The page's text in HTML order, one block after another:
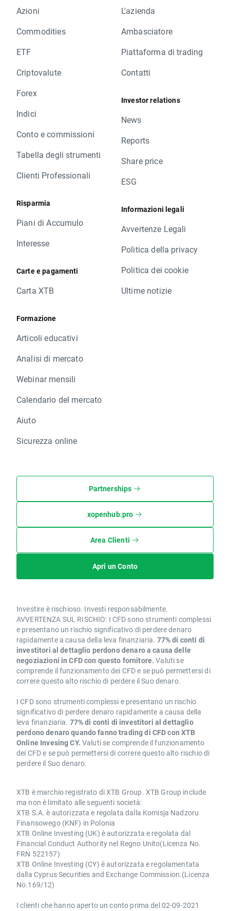
Azioni
Commodities
ETF
Criptovalute
Forex
Indici
Conto e commissioni
Tabella degli strumenti
Clienti Professionali
Risparmia
Piani di Accumulo
Interesse
Carte e pagamenti
Carta XTB
Formazione
Articoli educativi
Analisi di mercato
Webinar mensili
Calendario del mercato
Aiuto
Sicurezza online
L'azienda
Ambasciatore
Piattaforma di trading
Contatti
Investor relations
News
Reports
Share price
ESG
Informazioni legali
Avvertenze Legali
Politica della privacy
Politica dei cookie
Ultime notizie
Partnerships
xopenhub.pro
Area Clienti
Apri un Conto
Investire è rischioso. Investi responsabilmente.
AVVERTENZA SUL RISCHIO: I CFD sono strumenti complessi
e presentano un rischio significativo di perdere denaro
rapidamente a causa della leva finanziaria. 77% di conti di
investitori al dettaglio perdono denaro a causa delle
negoziazioni in CFD con questo fornitore. Valuti se
comprende il funzionamento dei CFD e se può permettersi di
correre questo alto rischio di perdere il Suo denaro.
I CFD sono strumenti complessi e presentano un rischio
significativo di perdere denaro rapidamente a causa della
leva finanziaria. 77% di conti di investitori al dettaglio
perdono denaro quando fanno trading di CFD con XTB
Online Invesing CY. Valuti se comprende il funzionamento
dei CFD e se può permettersi di correre questo alto rischio di
perdere il Suo denaro.
XTB è marchio registrato di XTB Group. XTB Group include
ma non è limitato alle seguenti società:
XTB S.A. è autorizzata e regolata dalla Komisja Nadzoru
Finansowego (KNF) in Polonia
XTB Online Investing (UK) è autorizzata e regolata dal
Financial Conduct Authority nel Regno Unito(Licenza No.
FRN 522157)
XTB Online Investing (CY) è autorizzata e regolamentata
dalla Cyprus Securities and Exchange Commission.(Licenza
No.169/12)
I clienti che hanno aperto un conto prima del 02-09-2021